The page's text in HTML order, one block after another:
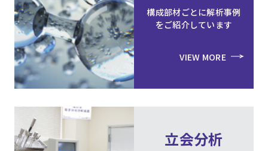
構成部材ごとに解析事例
をご紹介しています
VIEW MORE
立会分析